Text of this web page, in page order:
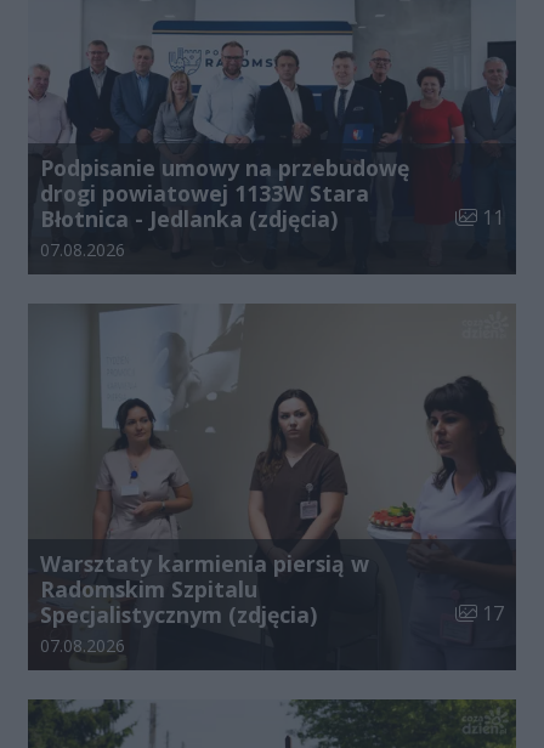
Podpisanie umowy na przebudowę
drogi powiatowej 1133W Stara
Błotnica - Jedlanka (zdjęcia)
Liczba
11
Data dodania galerii:
07.08.2026
Warsztaty karmienia piersią w
Radomskim Szpitalu
Specjalistycznym (zdjęcia)
Liczba
17
Data dodania galerii:
07.08.2026